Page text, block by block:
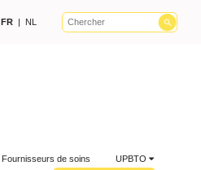
FR | NL
Fournisseurs de soins UPBTO